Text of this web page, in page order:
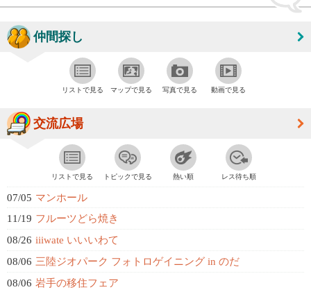
仲間探し
リストで見る マップで見る 写真で見る 動画で見る
交流広場
リストで見る トピックで見る 熱い順 レス待ち順
07/05 マンホール
11/19 フルーツどら焼き
08/26 iiiwate いいいわて
08/06 三陸ジオパーク フォトロゲイニング in のだ
08/06 岩手の移住フェア